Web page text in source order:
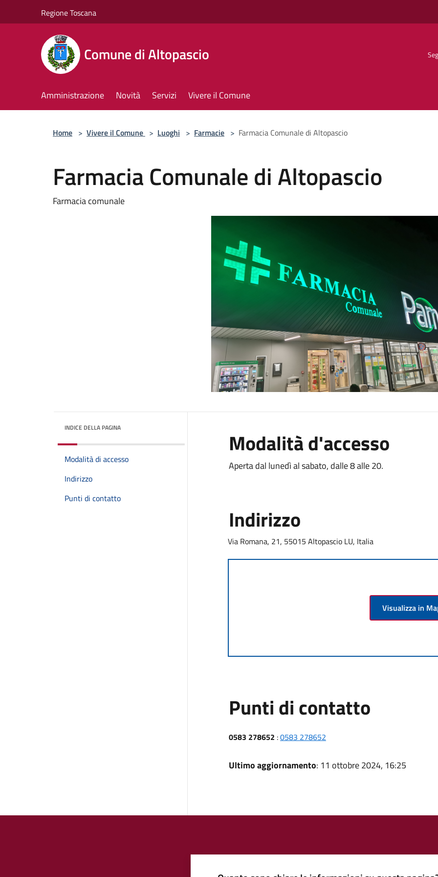
Regione Toscana
Comune di Altopascio
Amministrazione Novità Servizi Vivere il Comune
Home > Vivere il Comune > Luoghi > Farmacie > Farmacia Comunale di Altopascio
Farmacia Comunale di Altopascio
Farmacia comunale
INDICE DELLA PAGINA
Modalità di accesso
Indirizzo
Punti di contatto
Modalità d'accesso
Aperta dal lunedì al sabato, dalle 8 alle 20.
Indirizzo
Via Romana, 21, 55015 Altopascio LU, Italia
Visualizza in
Punti di contatto
0583 278652 :0583 278652
Ultimo aggiornamento: 11 ottobre 2024, 16:25